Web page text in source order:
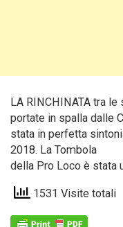
LA RINCHINATA tra
portate in spalla dalle
stata in perfetta
2018. La Tombola
della Pro Loco è stata
1531 Visite totali